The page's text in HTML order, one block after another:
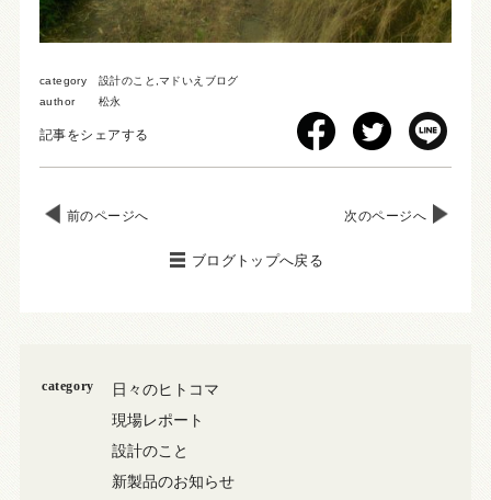
category 設計のこと マドいえブログ
author
松永
記事をシェアする
前のページへ 次のページへ
ブログトップへ戻る
category
日々のヒトコマ
現場レポート
設計のこと
新製品のお知らせ